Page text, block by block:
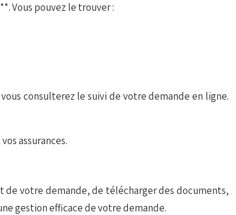
Vous pouvez le trouver :
consulterez le suivi de votre demande en ligne.
assurances.
de votre demande, de télécharger des documents,
gestion efficace de votre demande.